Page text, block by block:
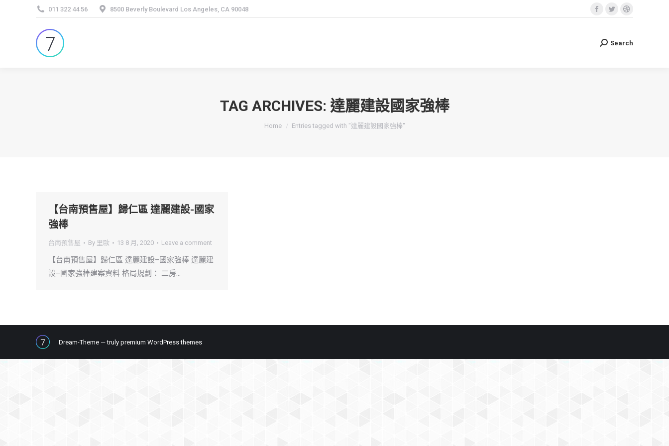
011 322 44 56 8500 Beverly Boulevard Los Angeles, CA 90048
Facebook
opens
Twitter
opens
Dribbble
opens
Search:
Search
TAG ARCHIVES: 達麗建設國家強棒
You are here:
Home Entries tagged with "達麗建設國家強棒"
【台南預售屋】歸仁區 達麗建設-國家
強棒
台南預售屋 By 里歐 13 8 月, 2020 Leave a comment
【台南預售屋】歸仁區 達麗建設–國家強棒 達麗建
設–國家強棒建案資料 格局規劃： 二房…
Dream-Theme — truly premium WordPress themes
Search:
Search